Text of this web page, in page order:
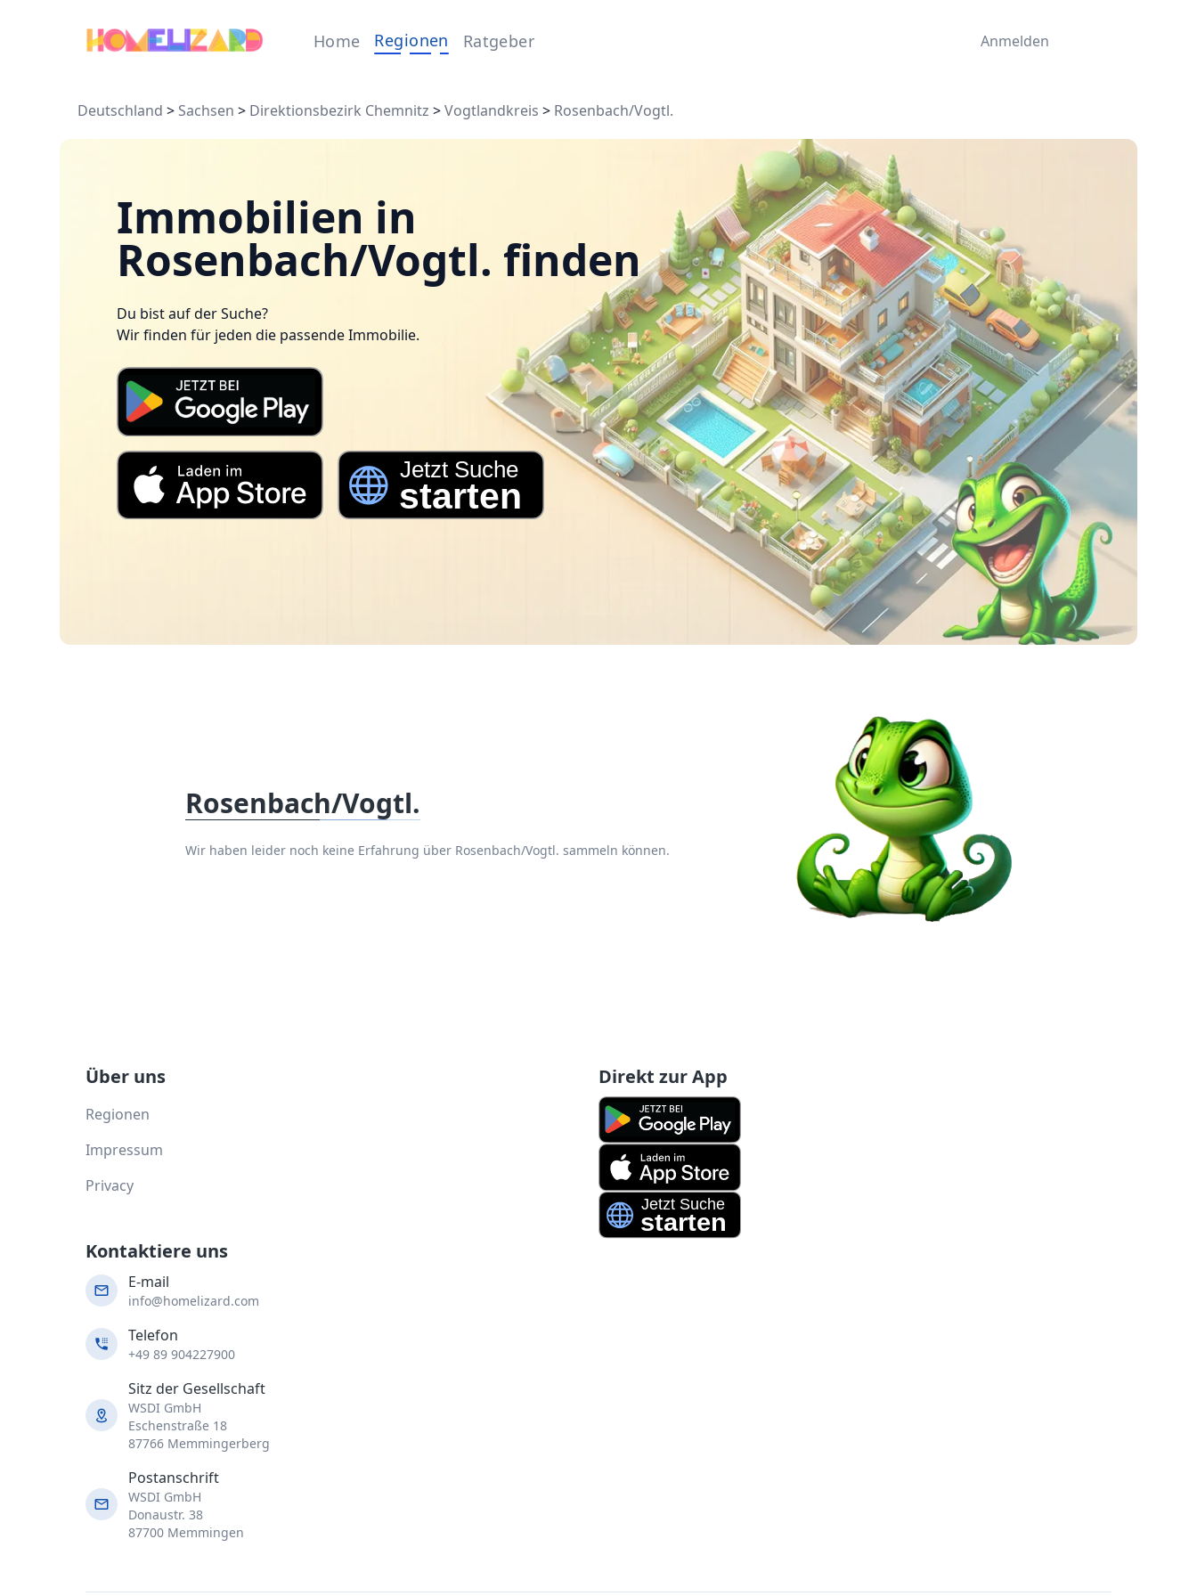
Home Regionen Ratgeber Anmelden
Deutschland > Sachsen > Direktionsbezirk Chemnitz >Vogtlandkreis > Rosenbach/Vogtl.
Immobilien in
Rosenbach/Vogtl. finden
Du bist auf der Suche?
Wir finden für jeden die passende Immobilie.
Rosenbach/Vogtl.
Wir haben leider noch keine Erfahrung über Rosenbach/Vogtl. sammeln können.
Über uns
Regionen
Impressum
Privacy
Direkt zur App
Kontaktiere uns
E-mail
info@homelizard.com
Telefon
+49 89 904227900
Sitz der Gesellschaft
WSDI GmbH
Eschenstraße 18
87766 Memmingerberg
Postanschrift
WSDI GmbH
Donaustr. 38
87700 Memmingen